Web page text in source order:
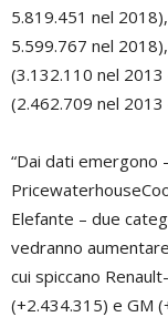
5.819.451 nel
5.599.767 nel
(3.132.110 nel 2013
(2.462.709 nel
“Dai dati emergono
Elefante – due
vedranno
cui spiccano
(+2.434.315) e GM